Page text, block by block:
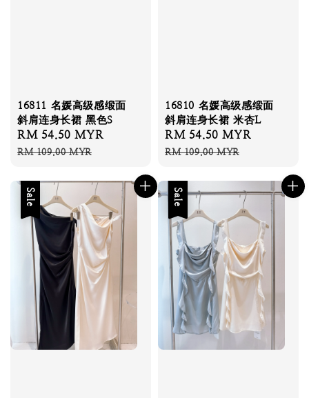
16811 名媛高级感缎面
斜肩连身长裙 黑色S
Sale
price
RM 54.50 MYR
RM 109.00 MYR
16810 名媛高级感缎面
斜肩连身长裙 米杏L
Sale
price
RM 54.50 MYR
RM 109.00 MYR
Sale Sale